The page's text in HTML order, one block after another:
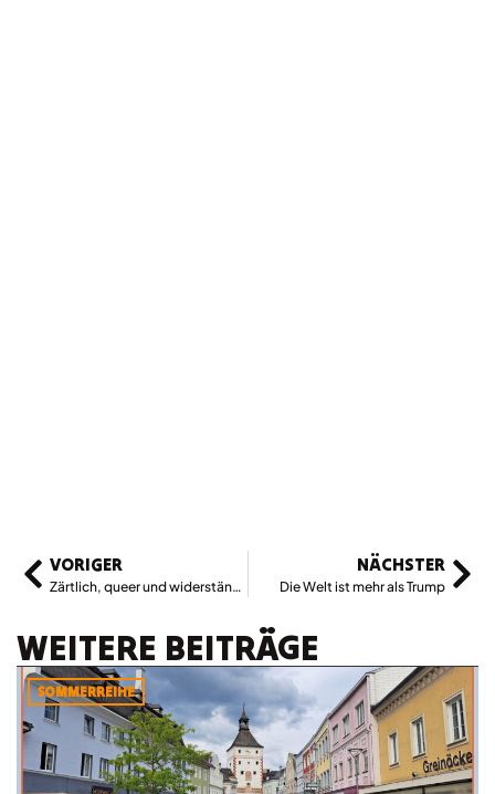
VORIGER
Zärtlich, queer und widerständig
NÄCHSTER
Die Welt ist mehr als Trump
WEITERE BEITRÄGE
SOMMERREIHE